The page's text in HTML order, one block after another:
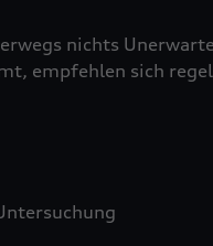
nichts
empfehlen sich